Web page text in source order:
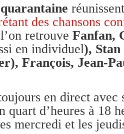
des chansons
retrouve Fanfan,
en individuel),
François, Jean-
en direct avec
quart d’heures à 18
mercredi et les